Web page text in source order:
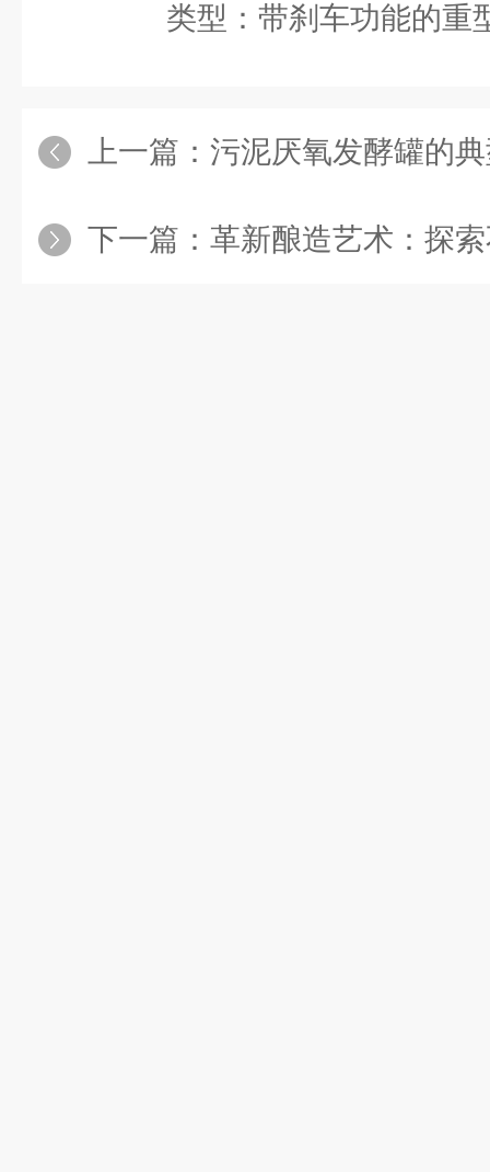
类型：带刹车功能的重
上一篇： 污泥厌氧发酵罐的
下一篇： 革新酿造艺术：探索不